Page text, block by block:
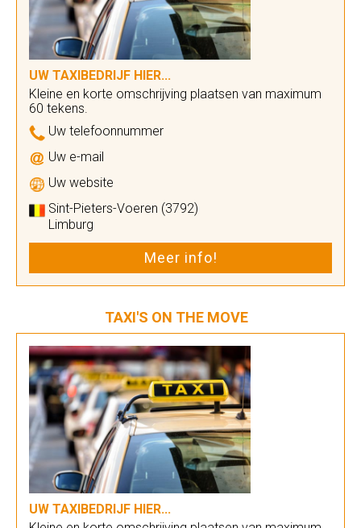
UW TAXIBEDRIJF HIER...
Kleine en korte omschrijving plaatsen van maximum
60 tekens.
Uw telefoonnummer
Uw e-mail
Uw website
Sint-Pieters-Voeren (3792)
Limburg
Meer info!
TAXI'S ON THE MOVE
UW TAXIBEDRIJF HIER...